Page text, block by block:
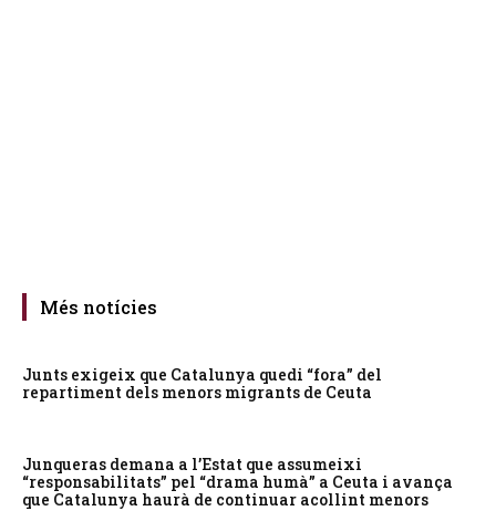
Més notícies
Junts exigeix que Catalunya quedi “fora” del
repartiment dels menors migrants de Ceuta
Junqueras demana a l’Estat que assumeixi
“responsabilitats” pel “drama humà” a Ceuta i avança
que Catalunya haurà de continuar acollint menors